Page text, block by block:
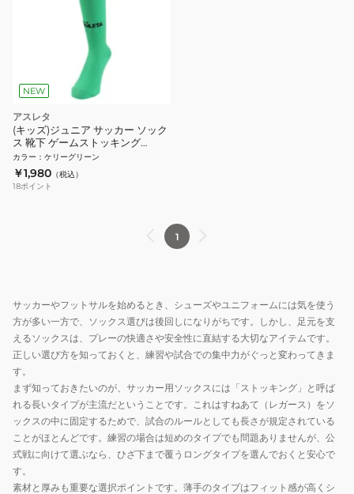
NEW
アスレタ
(キッズ)ジュニア サッカー ソック
ス 靴下 ゲームストッキング
01080 J KGR
カラー ： ケリーグリーン
￥1,980 （税込）
18ポイント
1
サッカーやフットサルを始めるとき、シューズやユニフォームには気を使う
方が多い一方で、ソックス選びは後回しになりがちです。しかし、足元を支
えるソックスは、プレーの快適さや安全性に直結する大切なアイテムです。
正しい選び方を知っておくと、練習や試合での集中力がぐっと変わってきま
す。
まず知っておきたいのが、サッカー用ソックスには「ストッキング」と呼ば
れる長いタイプが主流だということです。これはすねあて（レガース）をソ
ックスの中に固定するためで、試合のルールとしても長さが規定されている
ことがほとんどです。練習の場合は短めのタイプでも問題ありませんが、公
式戦に向けて選ぶなら、ひざ下まで覆うロングタイプを選んでおくと安心で
す。
素材と厚みも重要な選択ポイントです。薄手のタイプはフィット感が高くシ